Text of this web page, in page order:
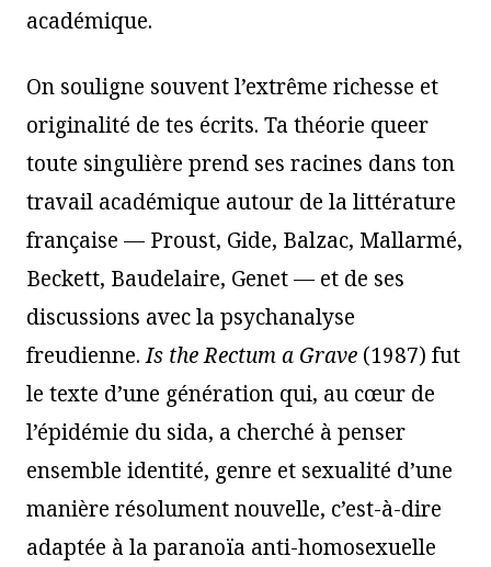
académique.
On souligne souvent l’extrême richesse et
originalité de tes écrits. Ta théorie queer
toute singulière prend ses racines dans ton
travail académique autour de la littérature
française — Proust, Gide, Balzac, Mallarmé,
Beckett, Baudelaire, Genet — et de ses
discussions avec la psychanalyse
freudienne.Is the Rectum a Grave (1987) fut
le texte d’une génération qui, au cœur de
l’épidémie du sida, a cherché à penser
ensemble identité, genre et sexualité d’une
manière résolument nouvelle, c’est-à-dire
adaptée à la paranoïa anti-homosexuelle